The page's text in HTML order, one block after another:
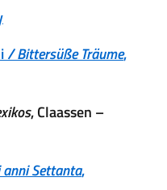
/ Bittersüße Träume,
, Claassen –
Settanta,